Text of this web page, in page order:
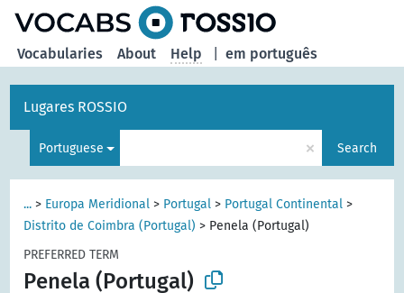
em português
Vocabularies About Help
Lugares ROSSIO
Portuguese × Search
... > Europa Meridional > Portugal > Portugal Continental >
Distrito de Coimbra (Portugal) > Penela (Portugal)
PREFERRED TERM
Penela (Portugal)